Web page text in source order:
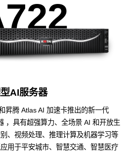
AI服务器
昇腾 Atlas AI 加速卡推出的新一代
，具有超强算力、全场景 AI 和开放生
、视频处理、推理计算及机器学习等
用于平安城市、智慧交通、智慧医疗